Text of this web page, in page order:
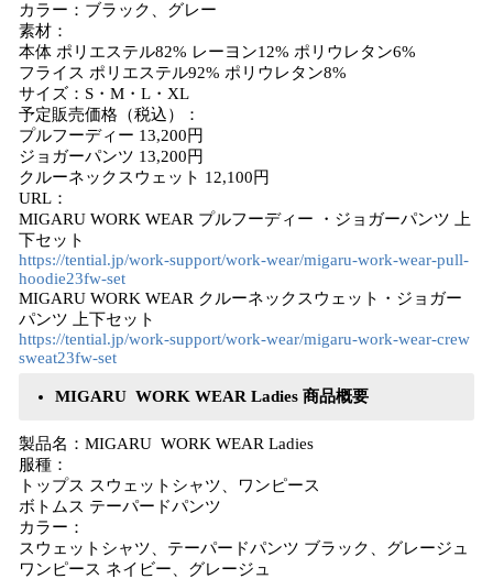
カラー：ブラック、グレー
素材：
本体 ポリエステル82% レーヨン12% ポリウレタン6%
フライス ポリエステル92% ポリウレタン8%
サイズ：S・M・L・XL
予定販売価格（税込）：
プルフーディー 13,200円
ジョガーパンツ 13,200円
クルーネックスウェット 12,100円
URL：
MIGARU WORK WEAR プルフーディー ・ジョガーパンツ 上
下セット
https://tential.jp/work-support/work-wear/migaru-work-wear-pull-
hoodie23fw-set
MIGARU WORK WEAR クルーネックスウェット・ジョガー
パンツ 上下セット
https://tential.jp/work-support/work-wear/migaru-work-wear-crew
sweat23fw-set
MIGARU WORK WEAR Ladies 商品概要
製品名：MIGARU WORK WEAR Ladies
服種：
トップス スウェットシャツ、ワンピース
ボトムス テーパードパンツ
カラー：
スウェットシャツ、テーパードパンツ ブラック、グレージュ
ワンピース ネイビー、グレージュ